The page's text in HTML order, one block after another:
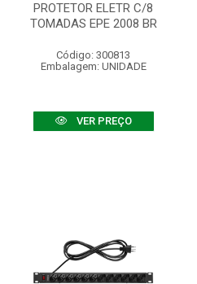
PROTETOR ELETR C/8
TOMADAS EPE 2008 BR
Código: 300813
Embalagem: UNIDADE
VER PREÇO